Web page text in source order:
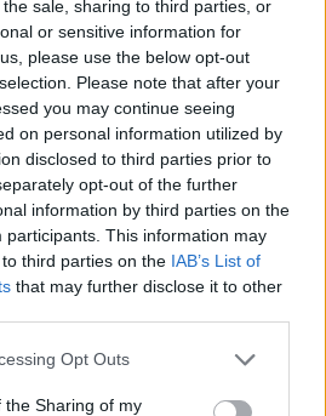
sale, sharing to third parties, or
or sensitive information for
please use the below opt-out
Please note that after your
you may continue seeing
on personal information utilized by
disclosed to third parties prior to
opt-out of the further
information by third parties on the
participants. This information may
third parties on the IAB’s List of
that may further disclose it to other
Opt Outs
the Sharing of my
το MEGA και είχαν
τηλεθέασης με ποσοστό
που προβλήθηκε στις 9
το οποίο
από 3.500.000
ούτε το Μουντιάλ της
του 1998 δεν κατάφερε
νούμερα.